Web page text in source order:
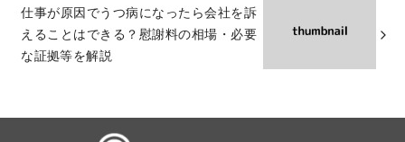
仕事が原因でうつ病になったら会社を訴
えることはできる？慰謝料の相場・必要
な証拠等を解説